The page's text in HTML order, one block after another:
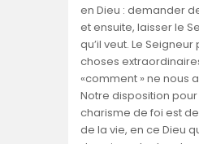
en Dieu : demander
et ensuite, laisser le
qu’il veut. Le
choses
«comment » ne nous
Notre disposition
charisme de foi est
de la vie, en ce Dieu